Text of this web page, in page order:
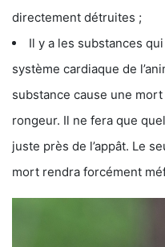
directement détruites ;
Il y a les substances
système cardiaque de
substance cause une
rongeur. Il ne fera que
juste près de l’appât. Le
mort rendra forcément